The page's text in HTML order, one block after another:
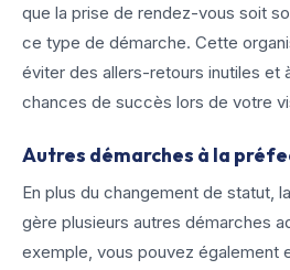
que la prise de rendez-vous soit
ce type de démarche. Cette
éviter des allers-retours inutiles et
chances de succès lors de votre
Autres démarches à la
En plus du changement de statut,
gère plusieurs autres démarches
exemple, vous pouvez également